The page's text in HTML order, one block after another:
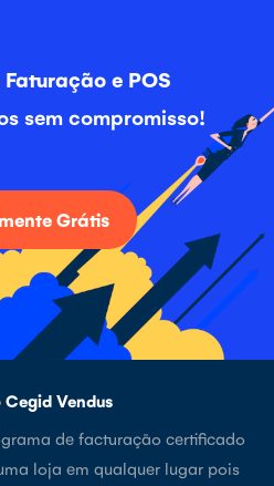
e POS
sem compromisso!
Grátis
Cegid Vendus
de facturação certificado
loja em qualquer lugar pois